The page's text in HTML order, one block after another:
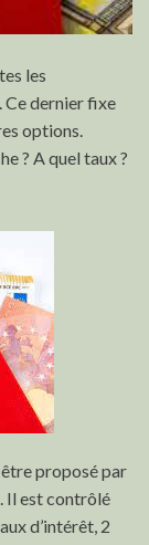
les
Ce dernier fixe
options.
? A quel taux ?
proposé par
Il est contrôlé
d’intérêt, 2